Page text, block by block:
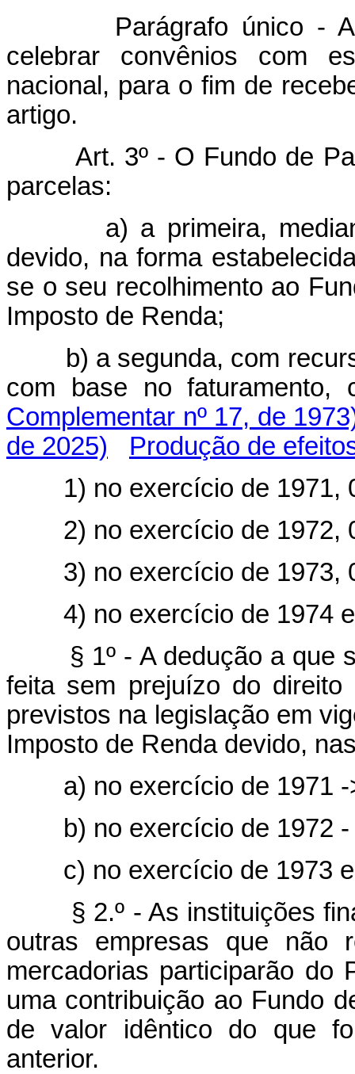
Parágrafo único - A
celebrar convênios com
nacional, para o fim de
artigo.
Art. 3º - O Fundo de
parcelas:
a) a primeira, mediante
devido, na forma
se o seu recolhimento ao
Imposto de Renda;
b) a segunda, com
com base no
Complementar nº 17, de
de 2025)
Produção de
1) no exercício de 1971,
2) no exercício de 1972,
3) no exercício de 1973,
4) no exercício de 1974 e
§ 1º - A dedução a que
feita sem prejuízo do
previstos na legislação em
Imposto de Renda devido,
a) no exercício de 1971 -
b) no exercício de 1972 -
c) no exercício de 1973 e
§ 2.º - As instituições
outras empresas que não
mercadorias participarão do
uma contribuição ao Fundo
de valor idêntico do que
anterior.